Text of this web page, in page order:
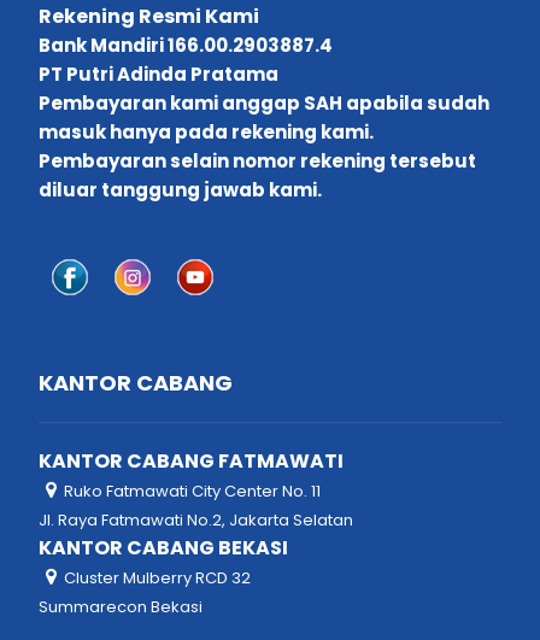
Rekening Resmi Kami
Bank Mandiri 166.00.2903887.4
PT Putri Adinda Pratama
Pembayaran kami anggap SAH apabila sudah
masuk hanya pada rekening kami.
Pembayaran selain nomor rekening tersebut
diluar tanggung jawab kami.
KANTOR CABANG
KANTOR CABANG FATMAWATI
Ruko Fatmawati City Center No. 11
Jl. Raya Fatmawati No.2, Jakarta Selatan
KANTOR CABANG BEKASI
Cluster Mulberry RCD 32
Summarecon Bekasi